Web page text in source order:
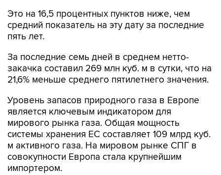
Это на 16,5 процентных пунктов ниже, чем
средний показатель на эту дату за последние
пять лет.
За последние семь дней в среднем нетто-
закачка составил 269 млн куб. м в сутки, что на
21,6% меньше среднего пятилетнего значения.
Уровень запасов природного газа в Европе
является ключевым индикатором для
мирового рынка газа. Общая мощность
системы хранения ЕС составляет 109 млрд куб.
м активного газа. На мировом рынке СПГ в
совокупности Европа стала крупнейшим
импортером.